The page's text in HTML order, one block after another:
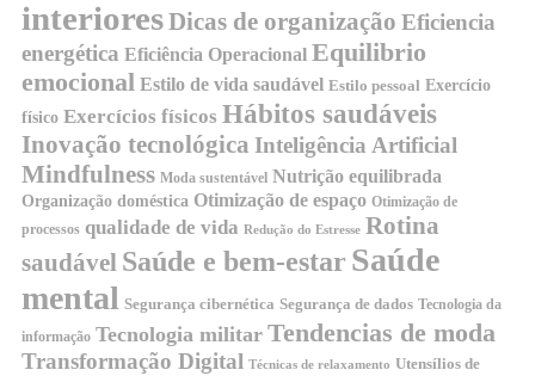
interioresDicas de organização Eficiencia
energética Eficiência Operacional Equilibrio
emocional Estilo de vida saudável Estilo pessoal Exercício
físico Exercícios físicos Hábitos saudáveis
Inovação tecnológica Inteligência Artificial
Mindfulness Moda sustentável Nutrição equilibrada
Organização doméstica Otimização de espaço Otimização de
processos qualidade de vida Redução do Estresse Rotina
saudável Saúde e bem-estar Saúde
mental Segurança cibernética Segurança de dados Tecnologia da
informação Tecnologia militar Tendencias de moda
Transformação Digital Técnicas de relaxamento Utensílios de